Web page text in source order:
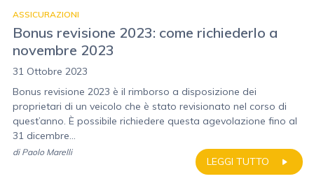
ASSICURAZIONI
Bonus revisione 2023: come richiederlo a
novembre 2023
31 Ottobre 2023
Bonus revisione 2023 è il rimborso a disposizione dei
proprietari di un veicolo che è stato revisionato nel corso di
quest’anno. È possibile richiedere questa agevolazione fino al
31 dicembre...
LEGGI TUTTO
di Paolo Marelli